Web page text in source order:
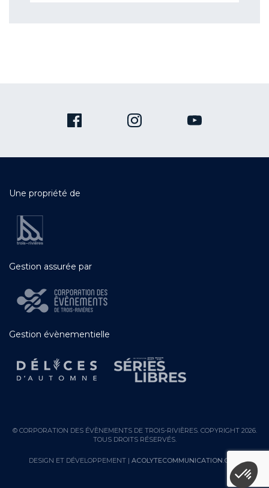
Une propriété de
Gestion assurée par
Gestion évènementielle
© CORPORATION DES ÉVÈNEMENTS DE TROIS-RIVIÈRES. COPYRIGHT 2026.
TOUS DROITS RÉSERVÉS.
DESIGN ET DÉVELOPPEMENT | ACOLYTECOMMUNICATION.COM